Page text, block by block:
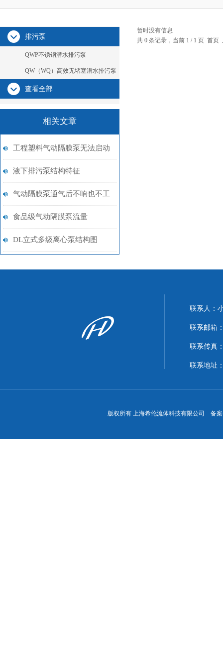
排污泵
QWP不锈钢潜水排污泵
QW（WQ）高效无堵塞潜水排污泵
查看全部
相关文章
工程塑料气动隔膜泵无法启动
或动作缓慢
液下排污泵结构特征
气动隔膜泵通气后不响也不工
作排气口一直有气排出什么原
因
食品级气动隔膜泵流量
DL立式多级离心泵结构图
暂时没有信息
共 0 条记录，当前 1 / 1 页 首
联系人：
联系邮箱
联系传真
联系地址
版权所有 上海希伦流体科技有限公司 备